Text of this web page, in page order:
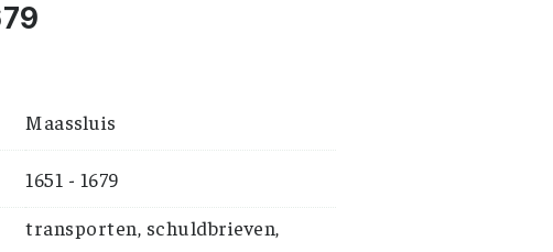
Maassluis
1651 - 1679
transporten, schuldbrieven,